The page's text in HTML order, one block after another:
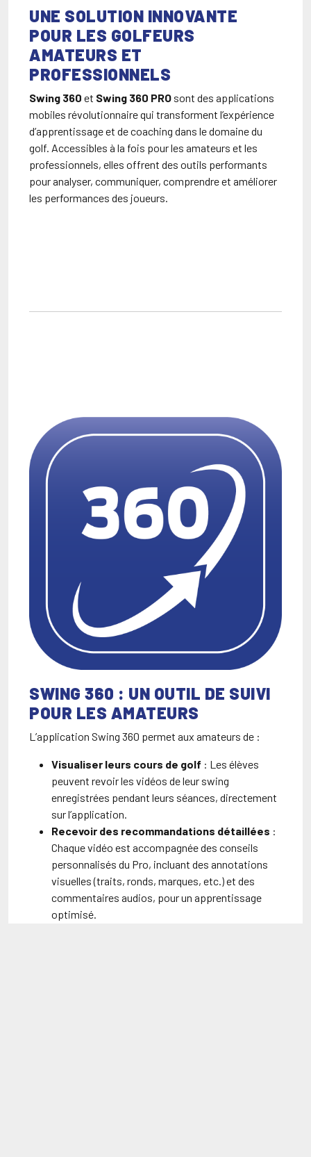
UNE SOLUTION INNOVANTE
POUR LES GOLFEURS
AMATEURS ET
PROFESSIONNELS
Swing 360 et Swing 360 PRO sont des applications
mobiles révolutionnaire qui transforment l’expérience
d’apprentissage et de coaching dans le domaine du
golf. Accessibles à la fois pour les amateurs et les
professionnels, elles offrent des outils performants
pour analyser, communiquer, comprendre et améliorer
les performances des joueurs.
SWING 360 : UN OUTIL DE SUIVI
POUR LES AMATEURS
L’application Swing 360 permet aux amateurs de :
Visualiser leurs cours de golf : Les élèves
peuvent revoir les vidéos de leur swing
enregistrées pendant leurs séances, directement
sur l’application.
Recevoir des recommandations détaillées :
Chaque vidéo est accompagnée des conseils
personnalisés du Pro, incluant des annotations
visuelles (traits, ronds, marques, etc.) et des
commentaires audios, pour un apprentissage
optimisé.